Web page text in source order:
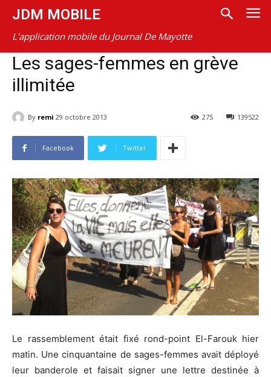
JDM MOBILE
L'application mobile du Journal De Mayotte
Les sages-femmes en grève
illimitée
By remi 29 octobre 2013 139522
275
Facebook Twitter
Le rassemblement était fixé rond-point El-Farouk hier
matin. Une cinquantaine de sages-femmes avait déployé
leur banderole et faisait signer une lettre destinée à